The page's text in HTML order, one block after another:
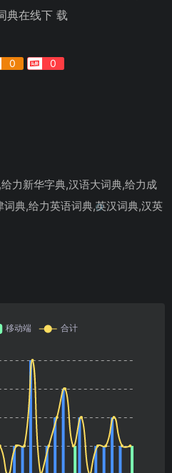
典在线下 载
0 0
力新华字典,汉语大词典,给力成
典,给力英语词典,英汉词典,汉英